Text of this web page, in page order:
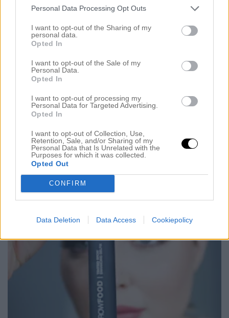
Personal Data Processing Opt Outs
I want to opt-out of the Sharing of my
personal data.
Opted In
I want to opt-out of the Sale of my
Personal Data.
Opted In
I want to opt-out of processing my
Personal Data for Targeted Advertising.
Opted In
I want to opt-out of Collection, Use,
Retention, Sale, and/or Sharing of my
Personal Data that Is Unrelated with the
Purposes for which it was collected.
Opted Out
CONFIRM
Data Deletion Data Access Cookiepolicy
EN WEEKEND I PARIS
26 februari 2017, 17:03
HEJ VÄNNER! Hur mår ni? Hoppas ni haft en
underbar helg. Jag har kommit hem till Sverige och
jag tänkte köra ett sista inlägg om min weekend i
Paris. Som jag sa innan så har jag varit i Paris en
gång tidigare och såg några av dom vanliga turist-
sakerna man ska göra men långt ifrån […]